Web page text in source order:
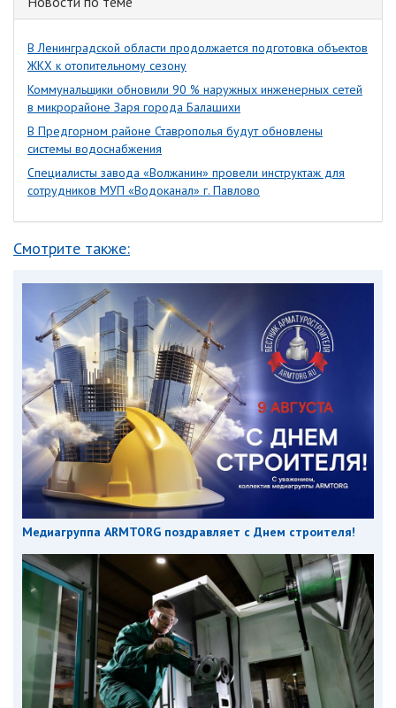
В Ленинградской области продолжается подготовка объектов
ЖКХ к отопительному сезону
Коммунальщики обновили 90 % наружных инженерных сетей
в микрорайоне Заря города Балашихи
В Предгорном районе Ставрополья будут обновлены
системы водоснабжения
Специалисты завода «Волжанин» провели инструктаж для
сотрудников МУП «Водоканал» г. Павлово
Смотрите также:
Медиагруппа ARMTORG поздравляет с Днем строителя!